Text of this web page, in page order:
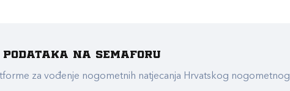
na Semaforu
za vođenje nogometnih natjecanja Hrvatskog nogometnog